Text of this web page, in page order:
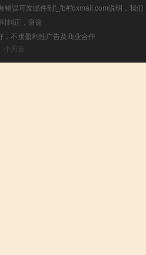
错误可发邮件到f_fb#foxmail.com说明，我们
纠正，谢谢
，不接盈利性广告及商业合作
小男孩